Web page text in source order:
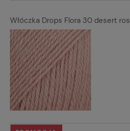
Włóczka Drops Flora 30 desert